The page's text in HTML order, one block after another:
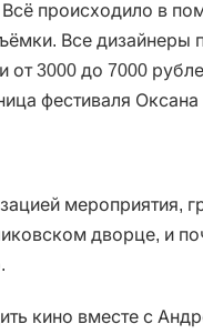
Всё происходило в
Все дизайнеры
от 3000 до 7000
фестиваля
мероприятия,
дворце, и
кино вместе с